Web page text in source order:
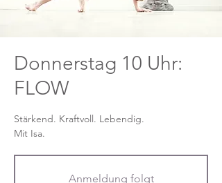
Donnerstag 10 Uhr:
FLOW
Stärkend. Kraftvoll. Lebendig.
Mit Isa.
Anmeldung folgt